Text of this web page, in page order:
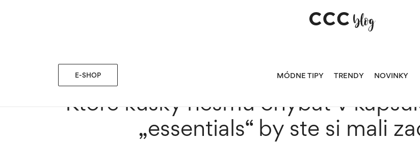
E-SHOP MÓDNE TIPY TRENDY NOVINKY
Ktoré kúsky nesmú chýbať v
„essentials“ by ste si mali